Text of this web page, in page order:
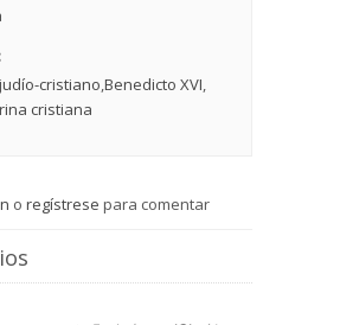
cristiano Benedicto XVI
cristiana
o regístrese para comentar